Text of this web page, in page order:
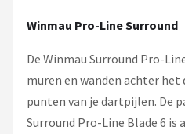
Winmau Pro-Line Surround
De Winmau Surround Pro-
muren en wanden achter
punten van je dartpijlen. De
Surround Pro-Line Blade 6 is